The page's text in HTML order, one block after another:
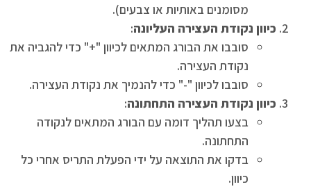
מסומנים באותיות או צבעים).
כיוון נקודת העצירה העליונה:
סובבו את הבורג המתאים לכיוון "+" כדי להגביה את
נקודת העצירה.
סובבו לכיוון "-" כדי להנמיך את נקודת העצירה.
כיוון נקודת העצירה התחתונה:
בצעו תהליך דומה עם הבורג המתאים לנקודה
התחתונה.
בדקו את התוצאה על ידי הפעלת התריס אחרי כל
כיוון.